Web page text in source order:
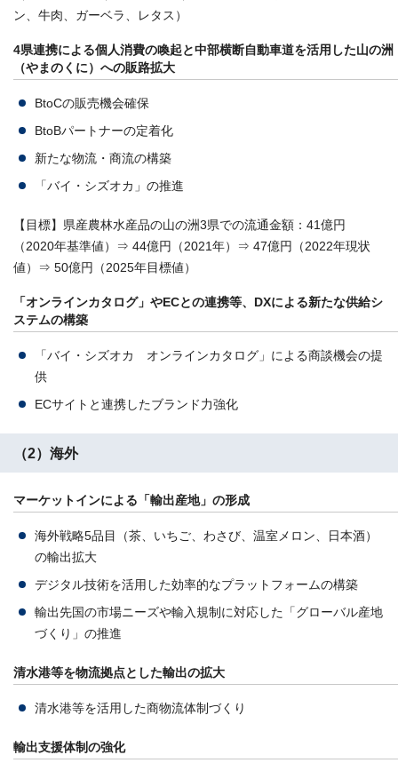
ン、牛肉、ガーベラ、レタス）
4県連携による個人消費の喚起と中部横断自動車道を活用した山の洲
（やまのくに）への販路拡大
BtoCの販売機会確保
BtoBパートナーの定着化
新たな物流・商流の構築
「バイ・シズオカ」の推進
【目標】県産農林水産品の山の洲3県での流通金額：41億円
（2020年基準値）⇒ 44億円（2021年）⇒ 47億円（2022年現状
値）⇒ 50億円（2025年目標値）
「オンラインカタログ」やECとの連携等、DXによる新たな供給シ
ステムの構築
「バイ・シズオカ オンラインカタログ」による商談機会の提
供
ECサイトと連携したブランド力強化
（2）海外
マーケットインによる「輸出産地」の形成
海外戦略5品目（茶、いちご、わさび、温室メロン、日本酒）
の輸出拡大
デジタル技術を活用した効率的なプラットフォームの構築
輸出先国の市場ニーズや輸入規制に対応した「グローバル産地
づくり」の推進
清水港等を物流拠点とした輸出の拡大
清水港等を活用した商物流体制づくり
輸出支援体制の強化